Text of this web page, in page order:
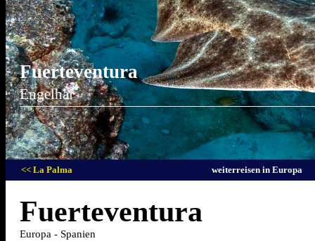
Fuerteventura
Engelhai
<< La Palma weiterreisen in Europa
Fuerteventura
Europa - Spanien